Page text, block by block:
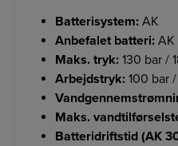
Batterisystem:AK
Anbefalet batteri:AK
Maks. tryk:130 bar /
Arbejdstryk:100 bar
Maks.
Batteridriftstid (AK